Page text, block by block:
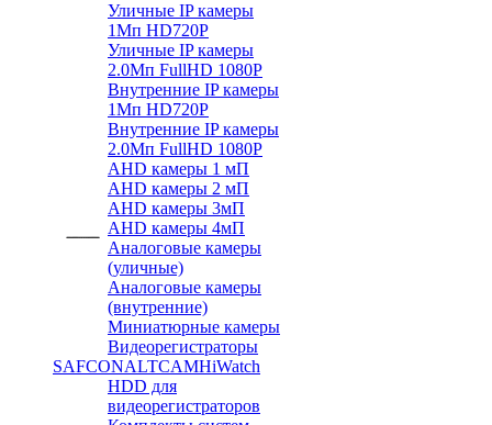
Уличные IP камеры
1Мп HD720P
Уличные IP камеры
2.0Мп FullHD 1080P
Внутренние IP камеры
1Мп HD720P
Внутренние IP камеры
2.0Мп FullHD 1080P
AHD камеры 1 мП
AHD камеры 2 мП
AHD камеры 3мП
AHD камеры 4мП
Аналоговые камеры
(уличные)
Аналоговые камеры
(внутренние)
Миниатюрные камеры
Видеорегистраторы
SAFCONALTCAMHiWatch
HDD для
видеорегистраторов